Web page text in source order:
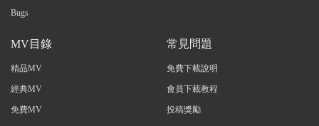
Bugs
MV目錄
精品MV
經典MV
免費MV
常見問題
免費下載說明
會員下載教程
投稿獎勵